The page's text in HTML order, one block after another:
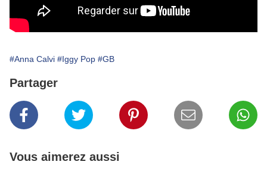
#Anna Calvi #Iggy Pop #GB
Partager
Vous aimerez aussi